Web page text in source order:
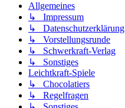
Allgemeines
↳ Impressum
↳ Datenschutzerklärung
↳ Vorstellungsrunde
↳ Schwerkraft-Verlag
↳ Sonstiges
Leichtkraft-Spiele
↳ Chocolatiers
↳ Regelfragen